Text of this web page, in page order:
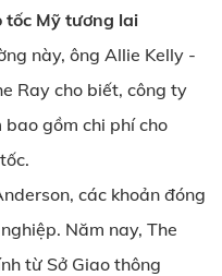
tốc Mỹ tương lai
này, ông Allie Kelly -
Ray cho biết, công ty
gồm chi phí cho
các khoản đóng
Năm nay, The
từ Sở Giao thông